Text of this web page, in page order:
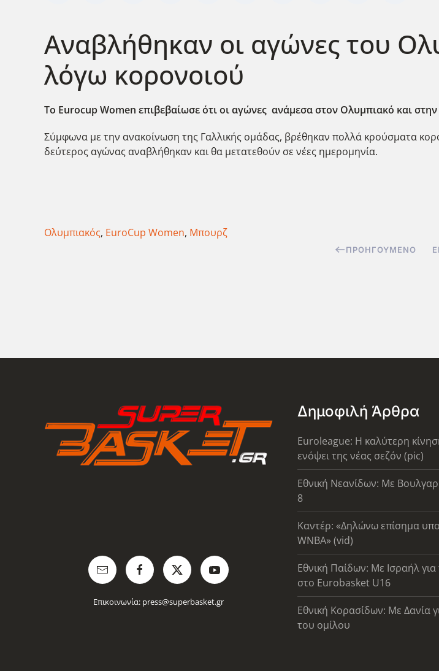
Αναβλήθηκαν οι αγώνες του
λόγω κορονοιού
Το Eurocup Women επιβεβαίωσε ότι οι αγώνες ανάμεσα στον Ολυμπιακό και
Σύμφωνα με την ανακοίνωση της Γαλλικής ομάδας, βρέθηκαν πολλά κρούσματα
δεύτερος αγώνας αναβλήθηκαν και θα μετατεθούν σε νέες ημερομηνία.
Ολυμπιακός, EuroCup Women, Μπουρζ
ΠΡΟΗΓΟΎΜΕΝΟ
Επικοινωνία: press@superbasket.gr
Δημοφιλή Άρθρα
Euroleague: Η καλύτερη
ενόψει της νέας σεζόν (pic)
Εθνική Νεανίδων: Με
8
Καντέρ: «Δηλώνω επίσημα
WNBA» (vid)
Εθνική Παίδων: Με Ισραήλ
στο Eurobasket U16
Εθνική Κορασίδων: Με Δανία
του ομίλου